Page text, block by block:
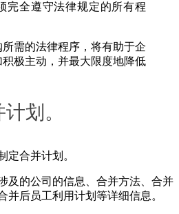
完全遵守法律规定的所有程
需的法律程序，将有助于企
极主动，并最大限度地降低
划。
定合并计划。
及的公司的信息、合并方法、合并
并后员工利用计划等详细信息。